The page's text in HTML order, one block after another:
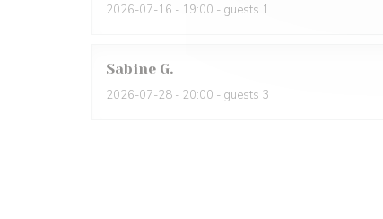
2026-07-16 - 19:00 - guests 1
Sabine G
2026-07-28 - 20:00 - guests 3